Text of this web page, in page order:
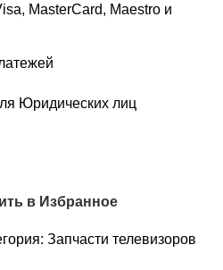
MasterCard, Maestro и
Юридических лиц
в Избранное
Запчасти телевизоров